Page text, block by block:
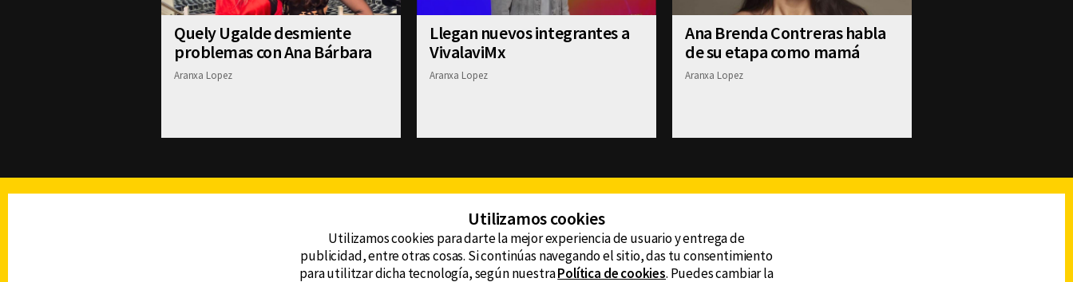
Quely Ugalde desmiente
problemas con Ana Bárbara
Aranxa Lopez
Llegan nuevos integrantes a
VivalaviMx
Aranxa Lopez
Ana Brenda Contreras habla
de su etapa como mamá
Aranxa Lopez
DERECHOS RESERVADOS © CANAL 6 2026
CONTACTO
AVISO DE PRIVACIDAD
Utilizamos cookies
Utilizamos cookies para darte la mejor experiencia de usuario y entrega de
publicidad, entre otras cosas. Si continúas navegando el sitio, das tu consentimiento
para utilitzar dicha tecnología, según nuestraPolítica de cookies. Puedes cambiar la